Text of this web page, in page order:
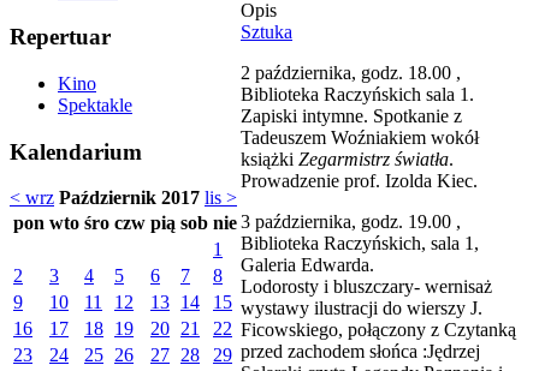
Repertuar
Kino
Spektakle
Kalendarium
< wrz Październik 2017 lis >
pon wto śro czw pią sob nie
1
2
3 4 5 6 7
8
9
10 11 12 13 14
15
16
17 18 19 20 21
22
23
24 25 26 27 28
29
Opis
Sztuka
2 października, godz. 18.00 ,
Biblioteka Raczyńskich sala 1.
Zapiski intymne. Spotkanie z
Tadeuszem Woźniakiem wokół
książki Zegarmistrz światła.
Prowadzenie prof. Izolda Kiec.
3 października, godz. 19.00 ,
Biblioteka Raczyńskich, sala 1,
Galeria Edwarda.
Lodorosty i bluszczary- wernisaż
wystawy ilustracji do wierszy J.
Ficowskiego, połączony z Czytanką
przed zachodem słońca :Jędrzej